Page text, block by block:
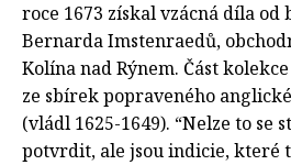
roce 1673 získal vzácná díla od
Bernarda Imstenraedů,
Kolína nad Rýnem. Část
ze sbírek popraveného
(vládl 1625-1649). “Nelze to se
potvrdit, ale jsou indicie, které